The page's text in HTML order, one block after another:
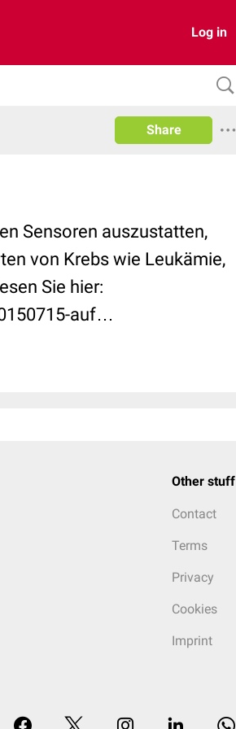
Log in
Share
Sensoren auszustatten,
von ‪Krebs‬ wie ‪‎Leukämie‬,
Sie hier:
auf…
Other stuff
Contact
Terms
Privacy
Cookies
Imprint